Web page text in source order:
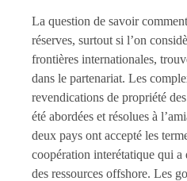
La question de savoir
réserves, surtout si l’on
frontières internationales,
dans le partenariat. Les
revendications de propriété
été abordées et résolues à
deux pays ont accepté les
coopération interétatique qui a
des ressources offshore. Les